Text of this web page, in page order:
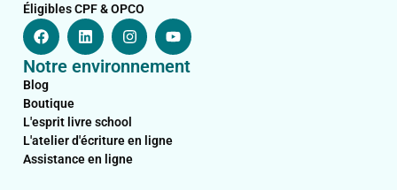
Éligibles CPF & OPCO
F
a
c
e
b
o
k
L
i
n
k
n
I
n
s
t
r
a
m
Y
o
u
t
Notre environnement
Blog
Boutique
L'esprit livre school
L'atelier d'écriture en ligne
Assistance en ligne